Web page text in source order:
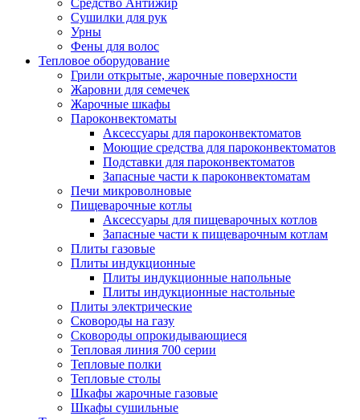
Средство Антижир
Сушилки для рук
Урны
Фены для волос
Тепловое оборудование
Грили открытые, жарочные поверхности
Жаровни для семечек
Жарочные шкафы
Пароконвектоматы
Аксессуары для пароконвектоматов
Моющие средства для пароконвектоматов
Подставки для пароконвектоматов
Запасные части к пароконвектоматам
Печи микроволновые
Пищеварочные котлы
Аксессуары для пищеварочных котлов
Запасные части к пищеварочным котлам
Плиты газовые
Плиты индукционные
Плиты индукционные напольные
Плиты индукционные настольные
Плиты электрические
Сковороды на газу
Сковороды опрокидывающиеся
Тепловая линия 700 серии
Тепловые полки
Тепловые столы
Шкафы жарочные газовые
Шкафы сушильные